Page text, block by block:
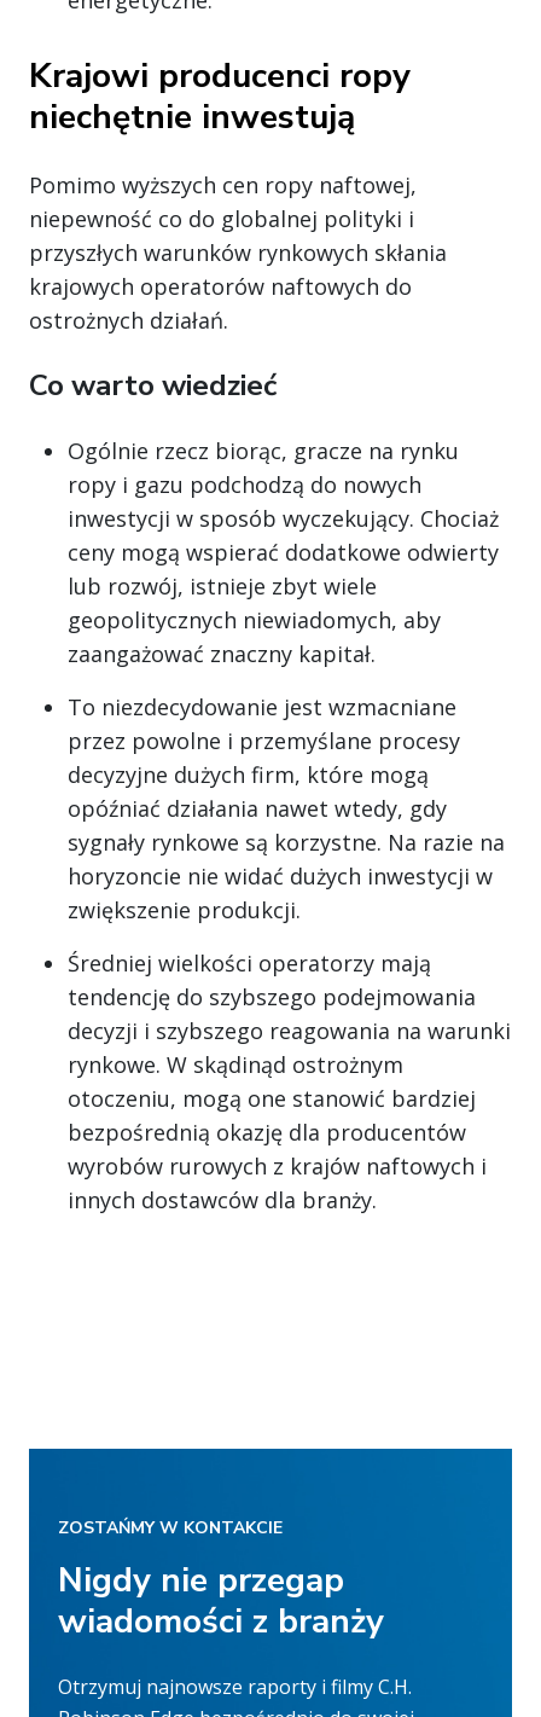
Krajowi producenci ropy
niechętnie inwestują
Pomimo wyższych cen ropy naftowej,
niepewność co do globalnej polityki i
przyszłych warunków rynkowych skłania
krajowych operatorów naftowych do
ostrożnych działań.
Co warto wiedzieć
Ogólnie rzecz biorąc, gracze na rynku
ropy i gazu podchodzą do nowych
inwestycji w sposób wyczekujący. Chociaż
ceny mogą wspierać dodatkowe odwierty
lub rozwój, istnieje zbyt wiele
geopolitycznych niewiadomych, aby
zaangażować znaczny kapitał.
To niezdecydowanie jest wzmacniane
przez powolne i przemyślane procesy
decyzyjne dużych firm, które mogą
opóźniać działania nawet wtedy, gdy
sygnały rynkowe są korzystne. Na razie na
horyzoncie nie widać dużych inwestycji w
zwiększenie produkcji.
Średniej wielkości operatorzy mają
tendencję do szybszego podejmowania
decyzji i szybszego reagowania na warunki
rynkowe. W skądinąd ostrożnym
otoczeniu, mogą one stanowić bardziej
bezpośrednią okazję dla producentów
wyrobów rurowych z krajów naftowych i
innych dostawców dla branży.
ZOSTAŃMY W KONTAKCIE
Nigdy nie przegap
wiadomości z branży
Otrzymuj najnowsze raporty i filmy C.H.